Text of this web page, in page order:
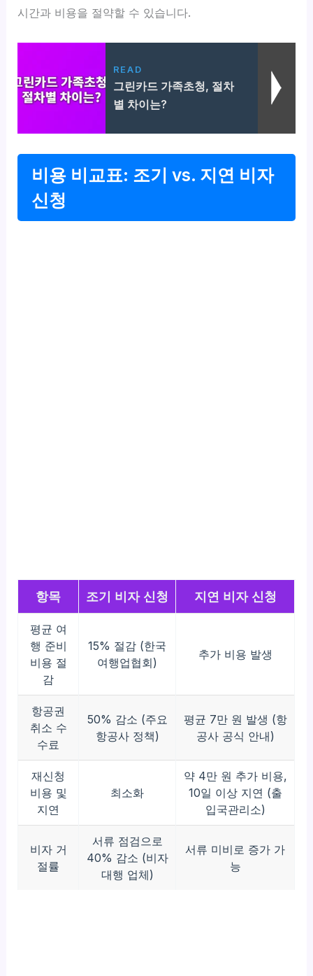
시간과 비용을 절약할 수 있습니다.
READ
그린카드 가족초청, 절차
별 차이는?
비용 비교표: 조기 vs. 지연 비자
신청
항목 조기 비자 신청 지연 비자 신청
평균 여
행 준비
비용 절
감
15% 절감 (한국
여행업협회)
추가 비용 발생
항공권
취소 수
수료
50% 감소 (주요
항공사 정책)
평균 7만 원 발생 (항
공사 공식 안내)
재신청
비용 및
지연
최소화
약 4만 원 추가 비용,
10일 이상 지연 (출
입국관리소)
비자 거
절률
서류 점검으로
40% 감소 (비자
대행 업체)
서류 미비로 증가 가
능